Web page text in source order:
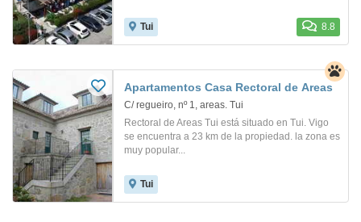
Tui 8.8
Apartamentos Casa Rectoral de Areas
C/ regueiro, nº 1, areas. Tui
Rectoral de Areas Tui está situado en Tui. Vigo
se encuentra a 23 km de la propiedad. la zona es
muy popular...
Tui